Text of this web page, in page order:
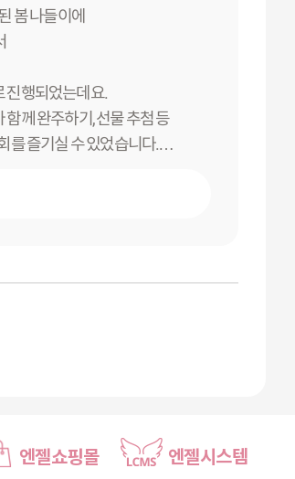
봄 나들이에
진행되었는데요.
함께 완주하기, 선물 추첨 등
를 즐기실 수 있었습니다.
엔젤쇼핑몰 엔젤시스템